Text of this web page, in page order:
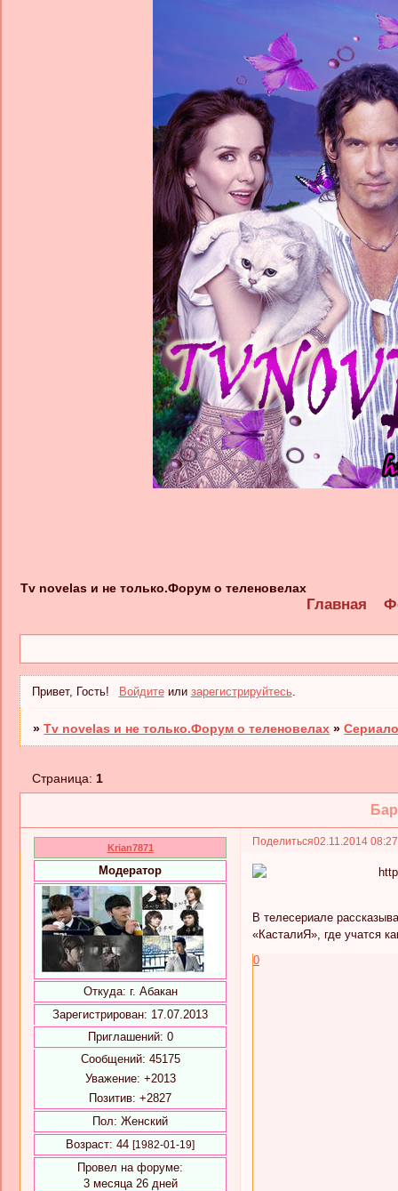
Tv novelas и не только.Форум о теленовелах
Главная
Привет, Гость! Войдитеили зарегистрируйтесь.
»Tv novelas и не только.Форум о теленовелах »
Страница:1
Поделиться02.11.2014
Krian7871
Модератор
Откуда: г. Абакан
Зарегистрирован: 17.07.2013
Приглашений: 0
Сообщений: 45175
Уважение: +2013
Позитив: +2827
Пол: Женский
Возраст: 44 [1982-01-19]
Провел на форуме:
3 месяца 26 дней
В телесериале
«КасталиЯ», где учатся
0